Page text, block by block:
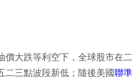
大跌等利空下，全球股市在
二三點波段新低；隨後美國聯